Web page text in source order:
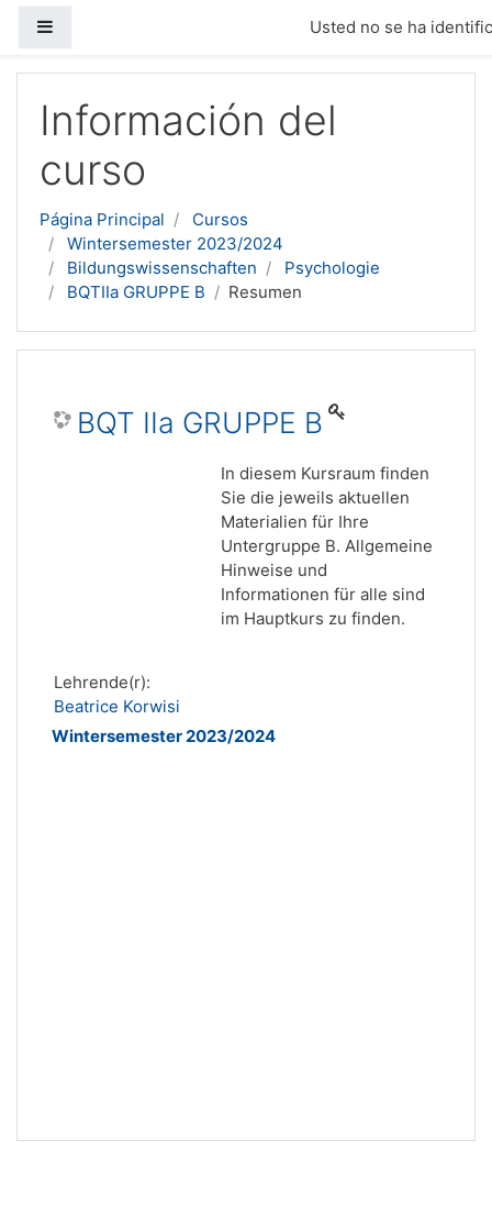
Usted no se ha
Información del
curso
Página Principal
Cursos
Wintersemester 2023/2024
Bildungswissenschaften
Psychologie
BQTIIa GRUPPE B
Resumen
BQT IIa GRUPPE B
In diesem Kursraum finden
Sie die jeweils aktuellen
Materialien für Ihre
Untergruppe B. Allgemeine
Hinweise und
Informationen für alle sind
im Hauptkurs zu finden.
Lehrende(r):
Beatrice Korwisi
Wintersemester 2023/2024